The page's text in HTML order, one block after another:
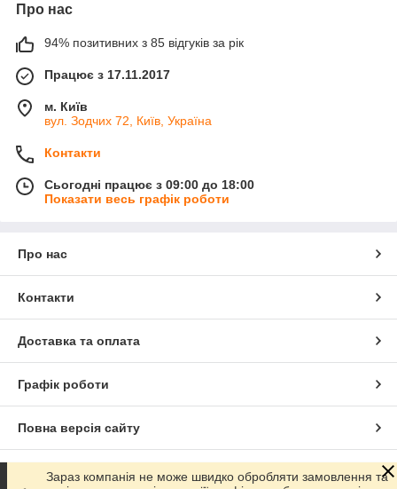
Про нас
94% позитивних з 85 відгуків за рік
Працює з 17.11.2017
м. Київ
вул. Зодчих 72, Київ, Україна
Контакти
Сьогодні працює з 09:00 до 18:00
Показати весь графік роботи
Про нас
Контакти
Доставка та оплата
Графік роботи
Повна версія сайту
Сайт створено на маркетплейсі Prom.ua
Зараз компанія не може швидко обробляти замовлення та